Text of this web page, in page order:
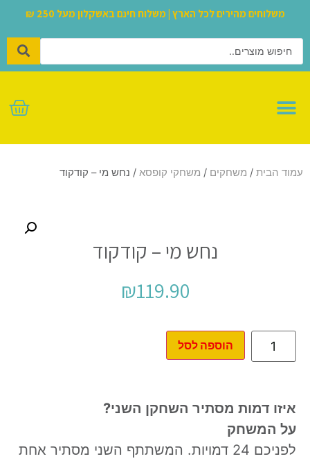
משלוחים מהירים לכל הארץ | משלוח חינם באשקלון מעל 250 ₪
עמוד הבית / משחקים / משחקי קופסא / נחש מי – קודקוד
נחש מי – קודקוד
₪119.90
הוספה לסל
איזו דמות מסתיר השחקן השני?
על המשחק
לפניכם 24 דמויות. המשתתף השני מסתיר אחת